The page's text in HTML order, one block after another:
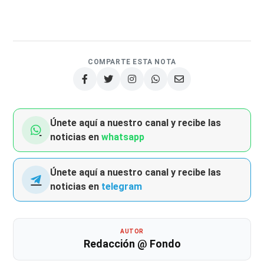
COMPARTE ESTA NOTA
Únete aquí a nuestro canal y recibe las
noticias enwhatsapp
Únete aquí a nuestro canal y recibe las
noticias en telegram
AUTOR
Redacción @ Fondo